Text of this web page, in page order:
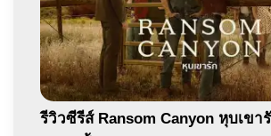
รีวิวซีรีส์ Ransom Canyon หุบเขา